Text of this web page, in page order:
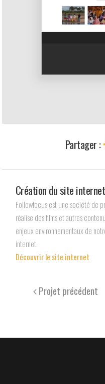
Partager :
Création du site
Followfocus est une société de
réalise des films et autres
enjeux environnementaux de
internet.
Découvrir le site internet
Projet précédent